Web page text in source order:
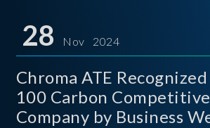
for thei
28 Nov 2024
Chroma ATE Recognized
100 Carbon
Company by Business